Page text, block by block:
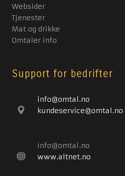
Websider
Tjenester
Mat og drikke
Omtaler info
Support for bedrifter
info@omtal.no
kundeservice@omtal.no
info@omtal.no
www.altnet.no